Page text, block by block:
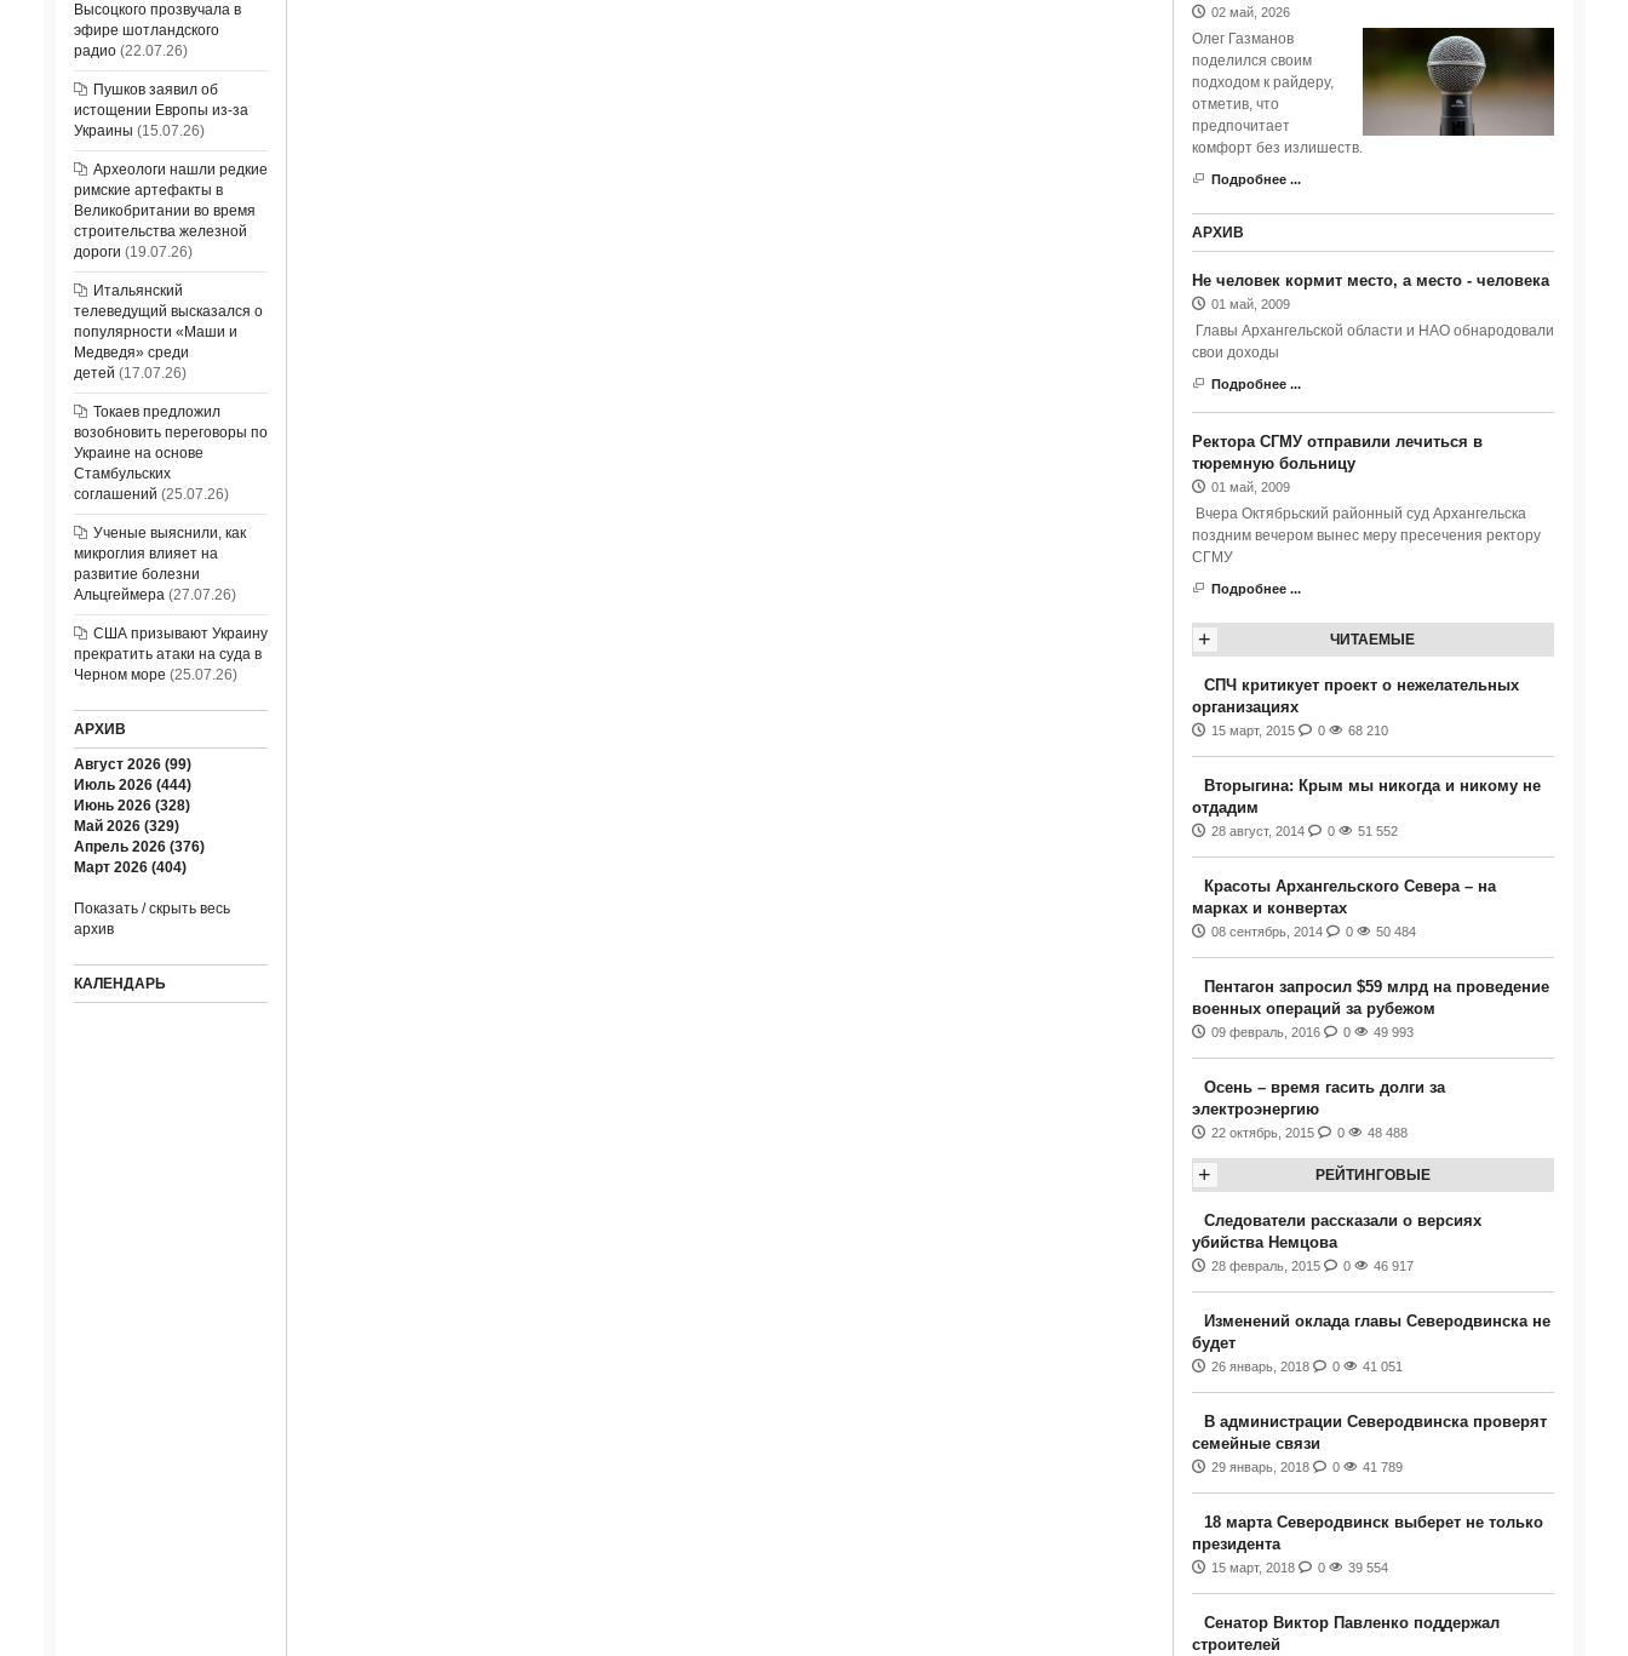
02 май, 2026
Олег Газманов
поделился своим
подходом к райдеру,
отметив, что
предпочитает
комфорт без излишеств.
Подробнее ...
АРХИВ
Не человек кормит место, а место - человека
01 май, 2009
Главы Архангельской области и НАО обнародовали
свои доходы
Подробнее ...
Ректора СГМУ отправили лечиться в
тюремную больницу
01 май, 2009
Вчера Октябрьский районный суд Архангельска
поздним вечером вынес меру пресечения ректору
СГМУ
Подробнее ...
ЧИТАЕМЫЕ
+
СПЧ критикует проект о нежелательных
организациях
15 март, 2015 0 68 210
Вторыгина: Крым мы никогда и никому не
отдадим
28 август, 2014 0 51 552
Красоты Архангельского Севера – на
марках и конвертах
08 сентябрь, 2014 0 50 484
Пентагон запросил $59 млрд на проведение
военных операций за рубежом
09 февраль, 2016 0 49 993
Осень – время гасить долги за
электроэнергию
22 октябрь, 2015 0 48 488
РЕЙТИНГОВЫЕ
+
Следователи рассказали о версиях
убийства Немцова
28 февраль, 2015 0 46 917
Изменений оклада главы Северодвинска не
будет
26 январь, 2018 0 41 051
В администрации Северодвинска проверят
семейные связи
29 январь, 2018 0 41 789
18 марта Северодвинск выберет не только
президента
15 март, 2018 0 39 554
Сенатор Виктор Павленко поддержал
строителей
Высоцкого прозвучала в
эфире шотландского
радио(22.07.26)
Пушков заявил об
истощении Европы из-за
Украины (15.07.26)
Археологи нашли редкие
римские артефакты в
Великобритании во время
строительства железной
дороги (19.07.26)
Итальянский
телеведущий высказался о
популярности «Маши и
Медведя» среди
детей (17.07.26)
Токаев предложил
возобновить переговоры по
Украине на основе
Стамбульских
соглашений (25.07.26)
Ученые выяснили, как
микроглия влияет на
развитие болезни
Альцгеймера(27.07.26)
США призывают Украину
прекратить атаки на суда в
Черном море (25.07.26)
АРХИВ
Август 2026 (99)
Июль 2026 (444)
Июнь 2026 (328)
Май 2026 (329)
Апрель 2026 (376)
Март 2026 (404)
Показать / скрыть весь
архив
КАЛЕНДАРЬ